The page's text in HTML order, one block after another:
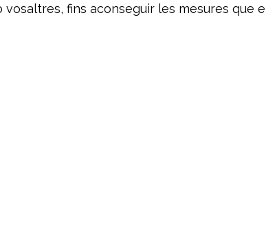
fins aconseguir les mesures que